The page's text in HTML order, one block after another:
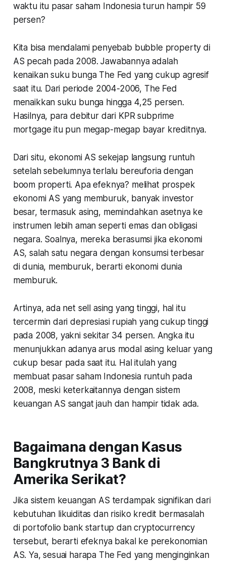
waktu itu pasar saham Indonesia turun hampir 59
persen?
Kita bisa mendalami penyebab bubble property di
AS pecah pada 2008. Jawabannya adalah
kenaikan suku bunga The Fed yang cukup agresif
saat itu. Dari periode 2004-2006, The Fed
menaikkan suku bunga hingga 4,25 persen.
Hasilnya, para debitur dari KPR subprime
mortgage itu pun megap-megap bayar kreditnya.
Dari situ, ekonomi AS sekejap langsung runtuh
setelah sebelumnya terlalu bereuforia dengan
boom properti. Apa efeknya? melihat prospek
ekonomi AS yang memburuk, banyak investor
besar, termasuk asing, memindahkan asetnya ke
instrumen lebih aman seperti emas dan obligasi
negara. Soalnya, mereka berasumsi jika ekonomi
AS, salah satu negara dengan konsumsi terbesar
di dunia, memburuk, berarti ekonomi dunia
memburuk.
Artinya, ada net sell asing yang tinggi, hal itu
tercermin dari depresiasi rupiah yang cukup tinggi
pada 2008, yakni sekitar 34 persen. Angka itu
menunjukkan adanya arus modal asing keluar yang
cukup besar pada saat itu. Hal itulah yang
membuat pasar saham Indonesia runtuh pada
2008, meski keterkaitannya dengan sistem
keuangan AS sangat jauh dan hampir tidak ada.
Bagaimana dengan Kasus
Bangkrutnya 3 Bank di
Amerika Serikat?
Jika sistem keuangan AS terdampak signifikan dari
kebutuhan likuiditas dan risiko kredit bermasalah
di portofolio bank startup dan cryptocurrency
tersebut, berarti efeknya bakal ke perekonomian
AS. Ya, sesuai harapa The Fed yang menginginkan